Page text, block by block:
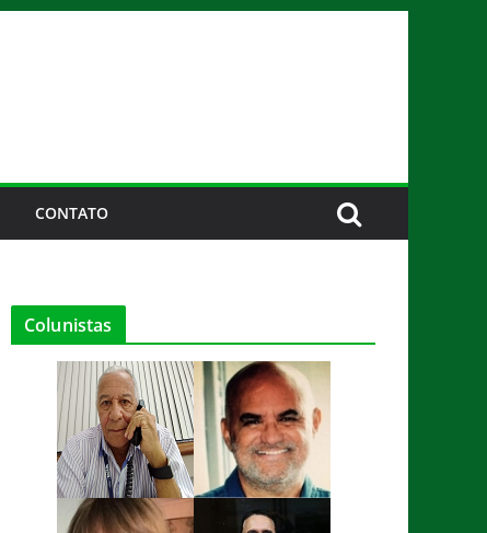
CONTATO
Colunistas